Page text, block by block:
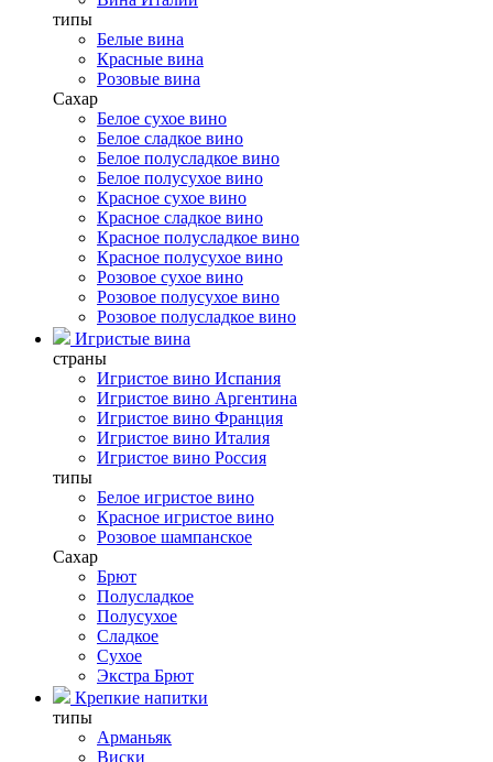
типы
Белые вина
Красные вина
Розовые вина
Сахар
Белое сухое вино
Белое сладкое вино
Белое полусладкое вино
Белое полусухое вино
Красное сухое вино
Красное сладкое вино
Красное полусладкое вино
Красное полусухое вино
Розовое сухое вино
Розовое полусухое вино
Розовое полусладкое вино
Игристые вина
страны
Игристое вино Испания
Игристое вино Аргентина
Игристое вино Франция
Игристое вино Италия
Игристое вино Россия
типы
Белое игристое вино
Красное игристое вино
Розовое шампанское
Сахар
Брют
Полусладкое
Полусухое
Сладкое
Сухое
Экстра Брют
Крепкие напитки
типы
Арманьяк
Виски